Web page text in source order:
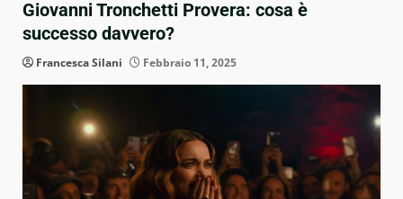
Giovanni Tronchetti Provera: cosa è
successo davvero?
Francesca Silani Febbraio 11, 2025